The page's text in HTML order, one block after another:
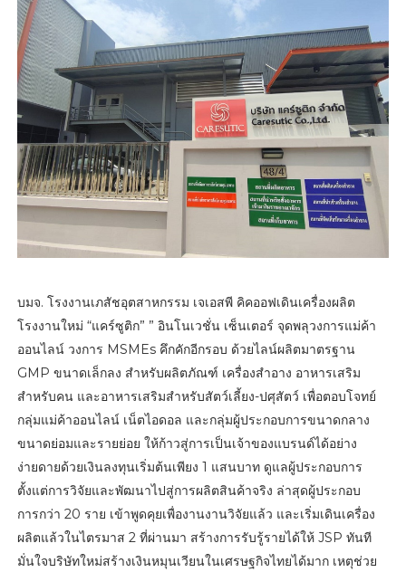
บมจ. โรงงานเภสัชอุตสาหกรรม เจเอสพี คิคออฟเดินเครื่องผลิต
โรงงานใหม่ “แคร์ซูติก” ” อินโนเวชั่น เซ็นเตอร์ จุดพลุวงการแม่ค้า
ออนไลน์ วงการ MSMEs คึกคักอีกรอบ ด้วยไลน์ผลิตมาตรฐาน
GMP ขนาดเล็กลง สำหรับผลิตภัณฑ์ เครื่องสำอาง อาหารเสริม
สำหรับคน และอาหารเสริมสำหรับสัตว์เลี้ยง-ปศุสัตว์ เพื่อตอบโจทย์
กลุ่มแม่ค้าออนไลน์ เน็ตไอดอล และกลุ่มผู้ประกอบการขนาดกลาง
ขนาดย่อมและรายย่อย ให้ก้าวสู่การเป็นเจ้าของแบรนด์ได้อย่าง
ง่ายดายด้วยเงินลงทุนเริ่มต้นเพียง 1 แสนบาท ดูแลผู้ประกอบการ
ตั้งแต่การวิจัยและพัฒนาไปสู่การผลิตสินค้าจริง ล่าสุดผู้ประกอบ
การกว่า 20 ราย เข้าพูดคุยเพื่องานงานวิจัยแล้ว และเริ่มเดินเครื่อง
ผลิตแล้วในไตรมาส 2 ที่ผ่านมา สร้างการรับรู้รายได้ให้ JSP ทันที
มั่นใจบริษัทใหม่สร้างเงินหมุนเวียนในเศรษฐกิจไทยได้มาก เหตุช่วย